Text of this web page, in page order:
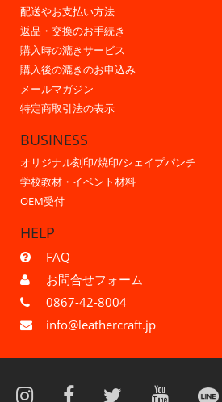
配送やお支払い方法
返品・交換のお手続き
購入時の漉きサービス
購入後の漉きのお申込み
メールマガジン
特定商取引法の表示
BUSINESS
オリジナル刻印/焼印/シェイプパンチ
学校教材・イベント材料
OEM受付
HELP
FAQ
お問合せフォーム
0867-42-8004
info@leathercraft.jp